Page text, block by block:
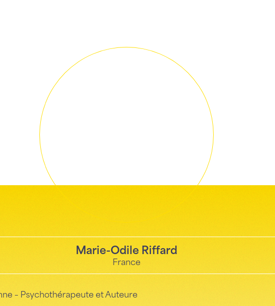
Marie-Odile Riffard
France
– Psychothérapeute et Auteure